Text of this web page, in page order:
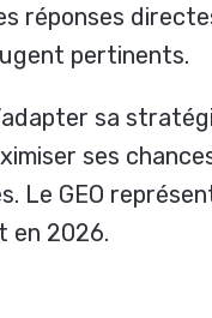
réponses
pertinents.
sa
ses
GEO
en 2026.